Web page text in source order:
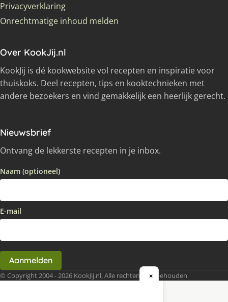
Privacyverklaring
Onrechtmatige inhoud melden
Over KookJij.nl
KookJij is dé kookwebsite vol recepten en inspiratie voor
thuiskoks. Deel recepten, tips en kooktechnieken met
andere bezoekers en vind gemakkelijk een heerlijk gerecht.
Nieuwsbrief
Ontvang de lekkerste recepten in je inbox.
Naam (optioneel)
E-mail
Aanmelden
© Copyright 2004 - 2026 KookJij.nl, Alle rechten voorbehouden
×